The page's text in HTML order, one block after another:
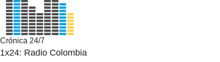
Crónica 24/7
1x24: Radio Colombia